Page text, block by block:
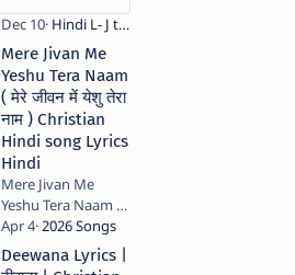
Mere Jivan Me
Yeshu Tera Naam
( मेरे जीवन में येशु तेरा
नाम ) Christian
Hindi song Lyrics
Hindi
Mere Jivan Me
Yeshu Tera Naam (
मेरे जीवन में येशु तेरा नाम )
Christian Hindi
song Lyrics Hindi
Deewana Lyrics |